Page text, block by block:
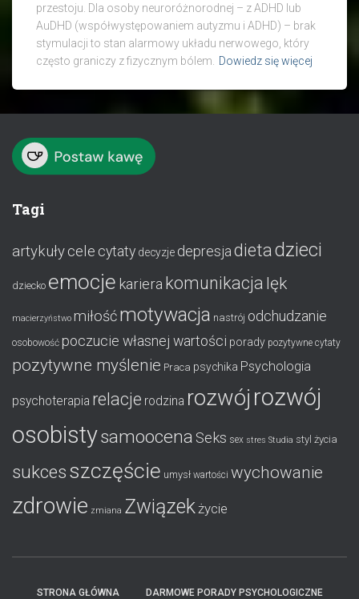
przestoju. Dla osoby neuroróżnorodnej – z ADHD lub
AuDHD (współwystępowaniem autyzmu i ADHD) – brak
stymulacji to stan alarmowy układu nerwowego, który
często graniczy z fizycznym bólem.
Dowiedz się więcej
Tagi
artykułycele cytaty decyzje depresja dietadzieci
dziecko emocje kariera komunikacja lęk
macierzyństwo miłośćmotywacja nastrój odchudzanie
osobowość poczucie własnej wartości porady pozytywne cytaty
pozytywne myślenie Praca psychika Psychologia
psychoterapia relacje rodzina rozwój rozwój
osobistysamoocena Seks sex stres Studia styl życia
sukcesszczęście umysł wartości wychowanie
zdrowie zmiana Związekżycie
STRONA GŁÓWNA DARMOWE PORADY PSYCHOLOGICZNE